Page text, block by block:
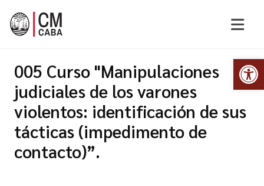
005 Curso "Manipulaciones
judiciales de los varones
violentos: identificación de sus
tácticas (impedimento de
contacto)”.